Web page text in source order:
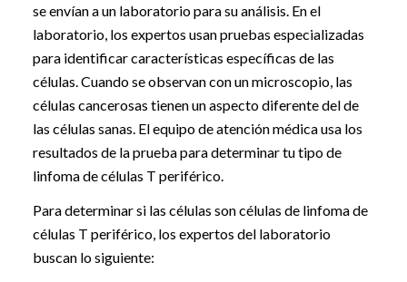
se envían a un laboratorio para su análisis. En el
laboratorio, los expertos usan pruebas especializadas
para identificar características específicas de las
células. Cuando se observan con un microscopio, las
células cancerosas tienen un aspecto diferente del de
las células sanas. El equipo de atención médica usa los
resultados de la prueba para determinar tu tipo de
linfoma de células T periférico.
Para determinar si las células son células de linfoma de
células T periférico, los expertos del laboratorio
buscan lo siguiente: